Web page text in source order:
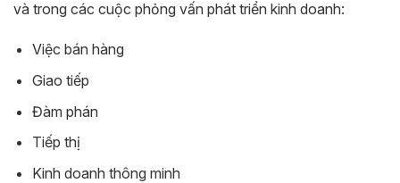
và trong các cuộc phỏng vấn phát triển kinh doanh:
Việc bán hàng
Giao tiếp
Đàm phán
Tiếp thị
Kinh doanh thông minh